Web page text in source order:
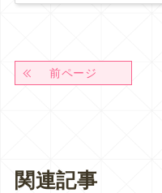
前ページ
関連記事